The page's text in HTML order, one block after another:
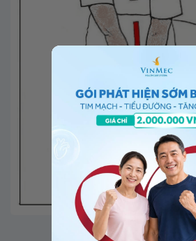
Ép tim ngoài lồng